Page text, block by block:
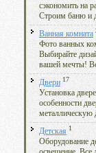
сэкономить на
Строим баню и
Ванная комната
Фото ванных
Выбирайте
вашей мечты!
Двери 17
Установка
особенности
металлическую
Детская 1
Оборудование